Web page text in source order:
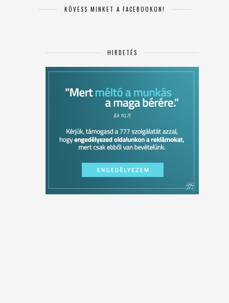
KÖVESS MINKET A FACEBOOKON!
HIRDETÉS